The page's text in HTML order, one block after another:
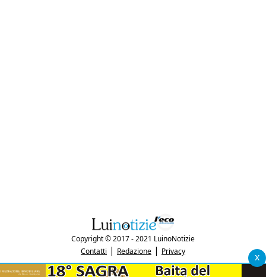
x
Copyright © 2017 - 2021 LuinoNotizie
Contatti | Redazione | Privacy
"Luinonotizie.it è una testata giornalistica iscritta al Registro Stampa del